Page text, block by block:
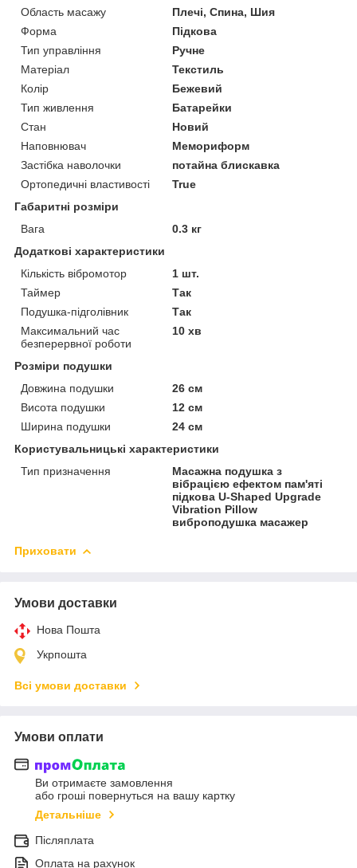
Область масажу
Плечі, Спина, Шия
Форма
Підкова
Тип управління
Ручне
Матеріал
Текстиль
Колір
Бежевий
Тип живлення
Батарейки
Стан
Новий
Наповнювач
Мемориформ
Застібка наволочки
потайна блискавка
Ортопедичні властивості
True
Габаритні розміри
Вага
0.3 кг
Додаткові характеристики
Кількість вібромотор
1 шт.
Таймер
Так
Подушка-підголівник
Так
Максимальний час
безперервної роботи
10 хв
Розміри подушки
Довжина подушки
26 см
Висота подушки
12 см
Ширина подушки
24 см
Користувальницькі характеристики
Тип призначення
Масажна подушка з
вібрацією ефектом пам'яті
підкова U-Shaped Upgrade
Vibration Pillow
виброподушка масажер
Приховати
Умови доставки
Нова Пошта
Укрпошта
Всі умови доставки
Умови оплати
Ви отримаєте замовлення
або гроші повернуться на вашу картку
Детальніше
Післяплата
Оплата на рахунок